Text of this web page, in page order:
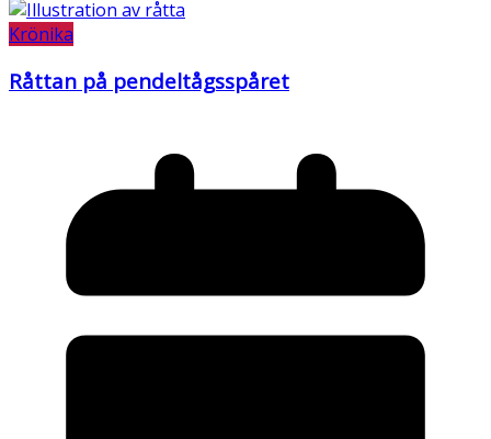
Krönika
Råttan på pendeltågsspåret